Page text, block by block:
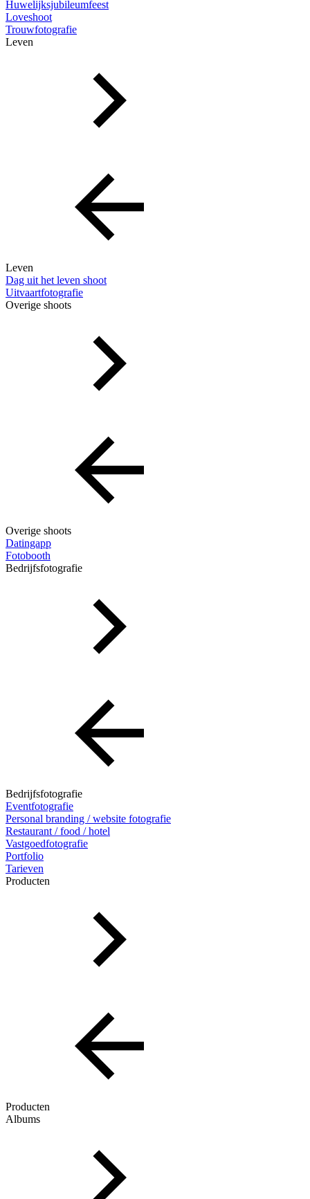
Huwelijksjubileumfeest
Loveshoot
Trouwfotografie
Leven
Leven
Dag uit het leven shoot
Uitvaartfotografie
Overige shoots
Overige shoots
Datingapp
Fotobooth
Bedrijfsfotografie
Bedrijfsfotografie
Eventfotografie
Personal branding / website fotografie
Restaurant / food / hotel
Vastgoedfotografie
Portfolio
Tarieven
Producten
Producten
Albums